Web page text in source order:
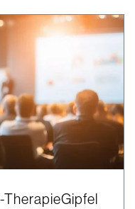
TherapieGipfel